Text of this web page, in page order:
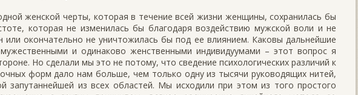
женской черты, которая в течение всей жизни женщины, сохранилась бы
которая не изменилась бы благодаря воздействию мужской воли и не
или окончательно не уничтожилась бы под ее влиянием. Каковы дальнейшие
и одинаково женственными индивидуумами – этот вопрос я
Но сделали мы это не потому, что сведение психологических различий к
форм дало нам больше, чем только одну из тысячи руководящих нитей,
запутаннейшей из всех областей. Мы исходили при этом из того простого